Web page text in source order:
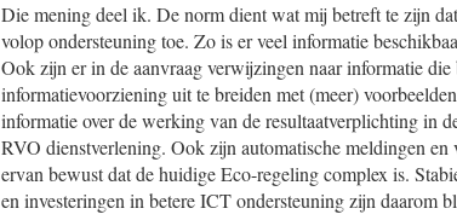
Die mening deel ik. De norm dient wat mij betreft te zijn
volop ondersteuning toe. Zo is er veel informatie
Ook zijn er in de aanvraag verwijzingen naar informatie
informatievoorziening uit te breiden met (meer)
informatie over de werking van de resultaatverplichting in
RVO dienstverlening. Ook zijn automatische meldingen
ervan bewust dat de huidige Eco-regeling complex is.
en investeringen in betere ICT ondersteuning zijn daarom